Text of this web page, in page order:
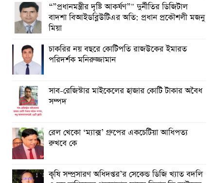
“”প্রধানমন্ত্রীর দৃষ্টি আকর্ষণ”" দুর্নীতির ডিজিটাল
বাদশা বিআইডব্লিউটিএর অতি: প্রধান প্রকৌশলী মজনু
মিয়া
চাকরির নয় বছরে কোটিপতি রাজউকের ইমারত
পরিদর্শক মনিরুজ্জামান
সাব-রেজিস্টার মাইকেলের হাজার কোটি টাকার অবৈধ
সম্পদ
রেল খেকো ‘ম্যাক্স’ গ্রুপের একচেটিয়া আধিপত্য
রুখবে কে
কৃষি সম্প্রসারণ অধিদপ্তর’র সেকেন্ড ডিজি খ্যাত বদলি